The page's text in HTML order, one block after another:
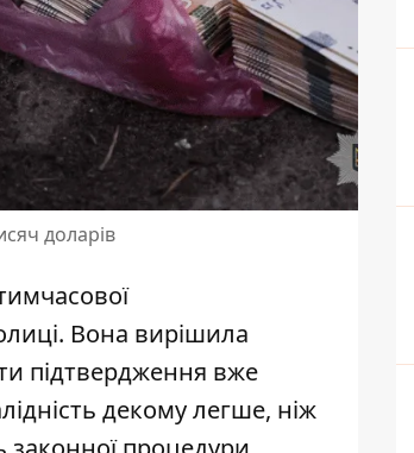
доларів
Вона вирішила
підтвердження вже
декому легше, ніж